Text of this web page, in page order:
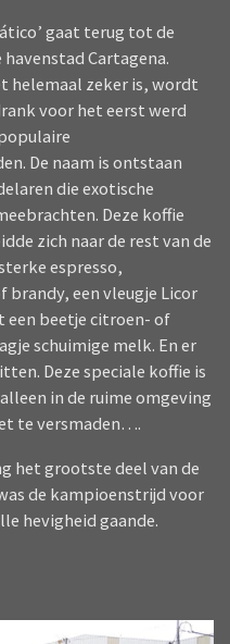
gaat terug tot de
havenstad Cartagena.
helemaal zeker is, wordt
voor het eerst werd
De naam is ontstaan
die exotische
Deze koffie
zich naar de rest van de
espresso,
brandy, een vleugje Licor
een beetje citroen- of
schuimige melk. En er
Deze speciale koffie is
in de ruime omgeving
te versmaden….
het grootste deel van de
de kampioenstrijd voor
hevigheid gaande.